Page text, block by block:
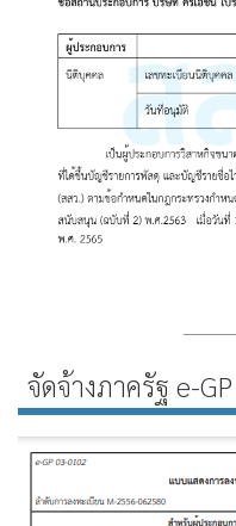
จัดจ้างภาครัฐ e-GP